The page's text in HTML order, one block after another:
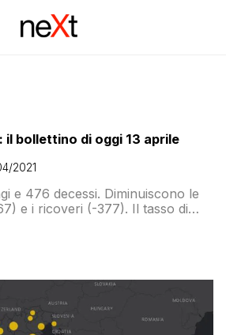
il bollettino di oggi 13 aprile
2021
e 476 decessi. Diminuiscono le
e i ricoveri (-377). Il tasso di